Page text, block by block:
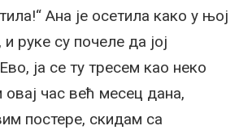
Ана је осетила како у њој
и руке су почеле да јој
ја се ту тресем као неко
час већ месец дана,
постере, скидам са